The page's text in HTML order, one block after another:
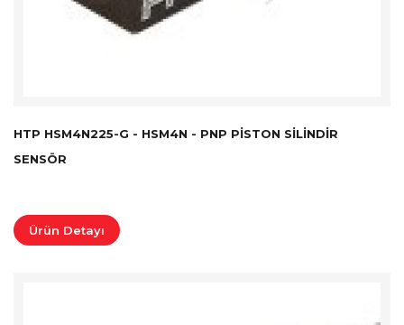
HTP HSM4N225-G - HSM4N - PNP PISTON SILINDIR
SENSÖR
Ürün Detayı